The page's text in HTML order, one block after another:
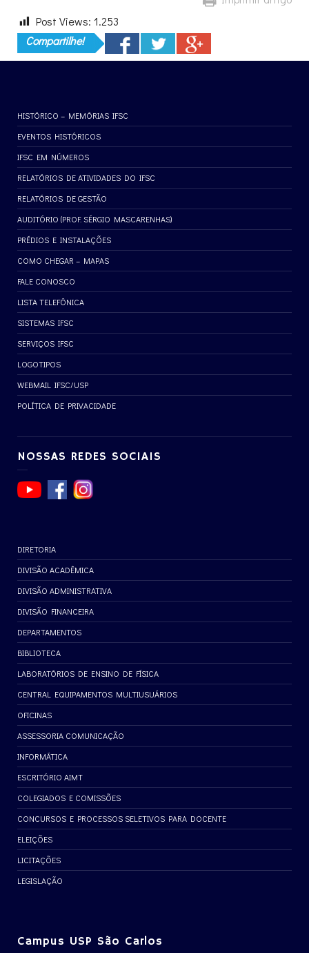
Post Views: 1.253
Compartilhe!
HISTÓRICO – MEMÓRIAS IFSC
EVENTOS HISTÓRICOS
IFSC EM NÚMEROS
RELATÓRIOS DE ATIVIDADES DO IFSC
RELATÓRIOS DE GESTÃO
AUDITÓRIO (PROF. SÉRGIO MASCARENHAS)
PRÉDIOS E INSTALAÇÕES
COMO CHEGAR – MAPAS
FALE CONOSCO
LISTA TELEFÔNICA
SISTEMAS IFSC
SERVIÇOS IFSC
LOGOTIPOS
WEBMAIL IFSC/USP
POLÍTICA DE PRIVACIDADE
NOSSAS REDES SOCIAIS
DIRETORIA
DIVISÃO ACADÊMICA
DIVISÃO ADMINISTRATIVA
DIVISÃO FINANCEIRA
DEPARTAMENTOS
BIBLIOTECA
LABORATÓRIOS DE ENSINO DE FÍSICA
CENTRAL EQUIPAMENTOS MULTIUSUÁRIOS
OFICINAS
ASSESSORIA COMUNICAÇÃO
INFORMÁTICA
ESCRITÓRIO AIMT
COLEGIADOS E COMISSÕES
CONCURSOS E PROCESSOS SELETIVOS PARA DOCENTE
ELEIÇÕES
LICITAÇÕES
LEGISLAÇÃO
Campus USP São Carlos